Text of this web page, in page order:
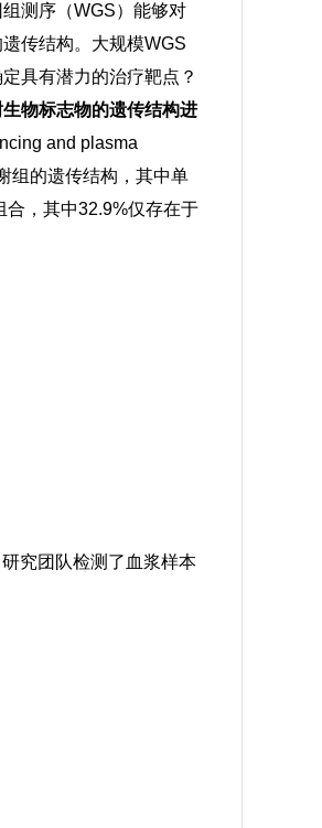
测序（WGS）能够对
传结构。大规模WGS
具有潜力的治疗靶点？
物标志物的遗传结构进
and plasma
组的遗传结构，其中单
合，其中32.9%仅存在于
究团队检测了血浆样本